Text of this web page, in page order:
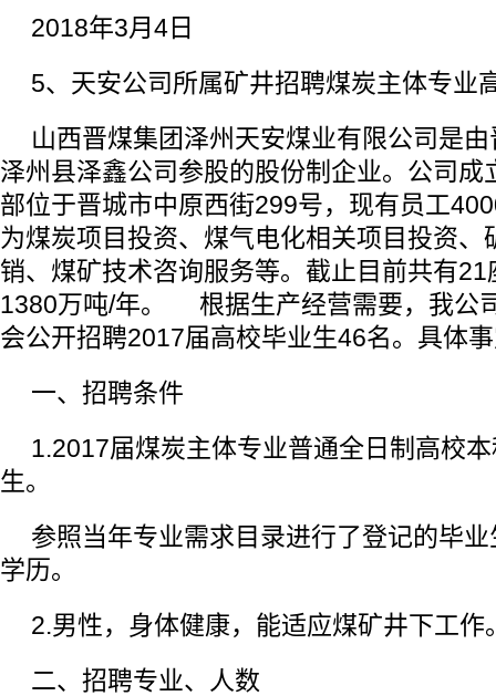
2018年3月4日
5、天安公司所属矿井招聘煤炭主体专业
山西晋煤集团泽州天安煤业有限公司是
泽州县泽鑫公司参股的股份制企业。公司成
部位于晋城市中原西街299号，现有员工
为煤炭项目投资、煤气电化相关项目投资、
销、煤矿技术咨询服务等。截止目前共有
1380万吨/年。 根据生产经营需要，我公
会公开招聘2017届高校毕业生46名。具体
一、招聘条件
1.2017届煤炭主体专业普通全日制高校
生。
参照当年专业需求目录进行了登记的毕
学历。
2.男性，身体健康，能适应煤矿井下工作
二、招聘专业、人数